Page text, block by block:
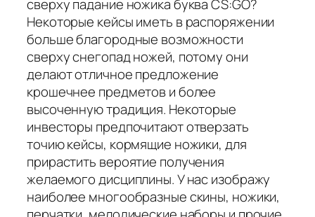
сверху падание ножика буква CS:GO?
Некоторые кейсы иметь в распоряжении
больше благородные возможности
сверху снегопад ножей, потому они
делают отличное предложение
крошечнее предметов и более
высоченную традиция. Некоторые
инвесторы предпочитают отверзать
точию кейсы, кормящие ножики, для
прирастить вероятие получения
желаемого дисциплины. У нас изображу
наиболее многообразные скины, ножики,